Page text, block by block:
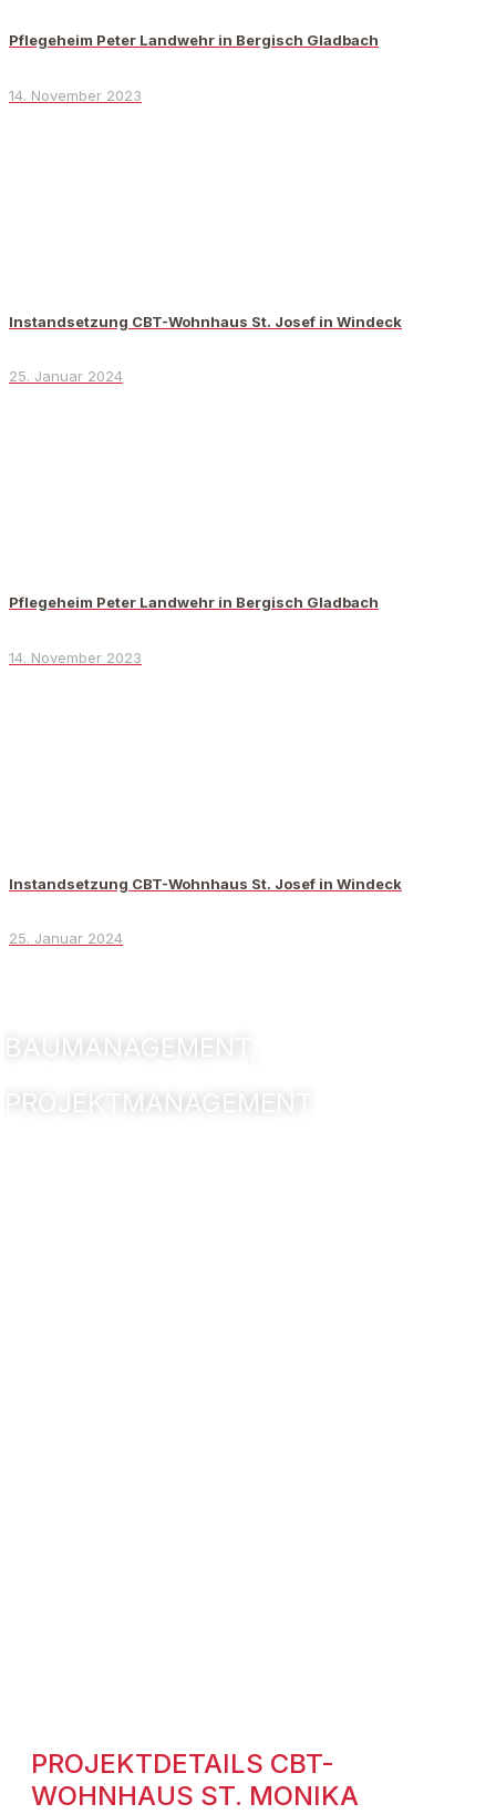
Pflegeheim Peter Landwehr in Bergisch Gladbach
14. November 2023
Instandsetzung CBT-Wohnhaus St. Josef in Windeck
25. Januar 2024
Pflegeheim Peter Landwehr in Bergisch Gladbach
14. November 2023
Instandsetzung CBT-Wohnhaus St. Josef in Windeck
25. Januar 2024
BAUMANAGEMENT,
PROJEKTMANAGEMENT
PROJEKTDETAILS CBT-
WOHNHAUS ST. MONIKA